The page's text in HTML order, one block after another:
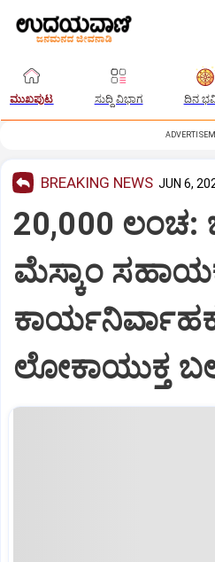
ಮುಖಪುಟ ಸುದ್ದಿ ವಿಭಾಗ ದಿನ
BREAKING NEWS JUN 6,
20,000 ಲಂಚ:
ಮೆಸ್ಕಾಂ
ಲೋಕಾಯುಕ್ತ